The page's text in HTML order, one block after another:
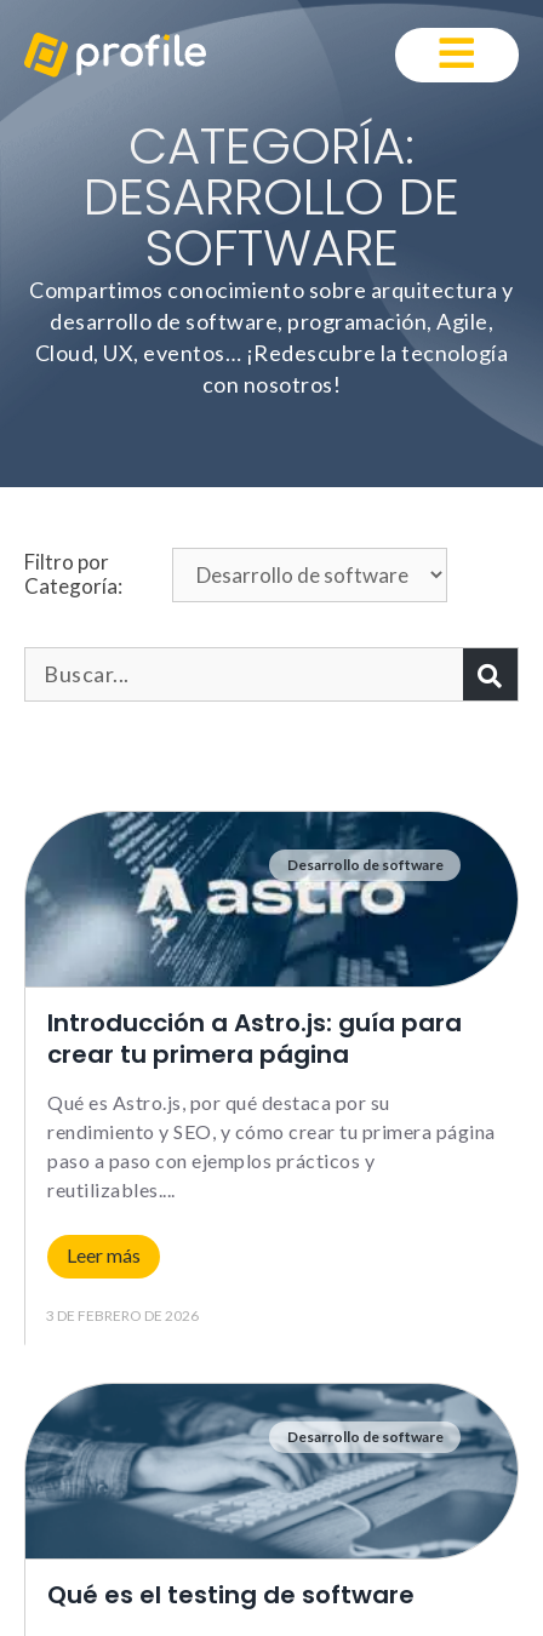
CATEGORÍA:
DESARROLLO DE
SOFTWARE
Compartimos conocimiento sobre arquitectura y
desarrollo de software, programación, Agile,
Cloud, UX, eventos… ¡Redescubre la tecnología
con nosotros!
Filtro por
Categoría:
Desarrollo de software
Introducción a Astro.js: guía para
crear tu primera página
Qué es Astro.js, por qué destaca por su
rendimiento y SEO, y cómo crear tu primera página
paso a paso con ejemplos prácticos y
reutilizables.
Leer más
3 DE FEBRERO DE 2026
Desarrollo de software
Qué es el testing de software
Necesarias
Estas cookies no son
necesarias para que
correctamente.
_ga |
Le informamos de que puede
su navegador para bloquear o
sobre estas cookies, sin
posible que determinadas
funcionalidad y
estructura de
la web, en
base a cómo la
usas.
_ga | _gid |
_gat_ |
_hjSession |
_hjSessionUser